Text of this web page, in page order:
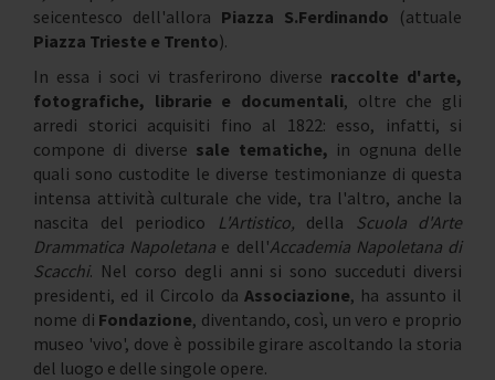
seicentesco dell'allora Piazza S.Ferdinando (attuale
Piazza Trieste e Trento).
In essa i soci vi trasferirono diverse raccolte d'arte,
fotografiche, librarie e documentali, oltre che gli
arredi storici acquisiti fino al 1822: esso, infatti, si
compone di diverse sale tematiche, in ognuna delle
quali sono custodite le diverse testimonianze di questa
intensa attività culturale che vide, tra l'altro, anche la
nascita del periodico
L'Artistico, della Scuola d'Arte
Drammatica Napoletana e dell'Accademia Napoletana di
Scacchi. Nel corso degli anni si sono succeduti diversi
presidenti, ed il Circolo da Associazione, ha assunto il
nome di Fondazione, diventando, così, un vero e proprio
museo 'vivo', dove è possibile girare ascoltando la storia
del luogo e delle singole opere.